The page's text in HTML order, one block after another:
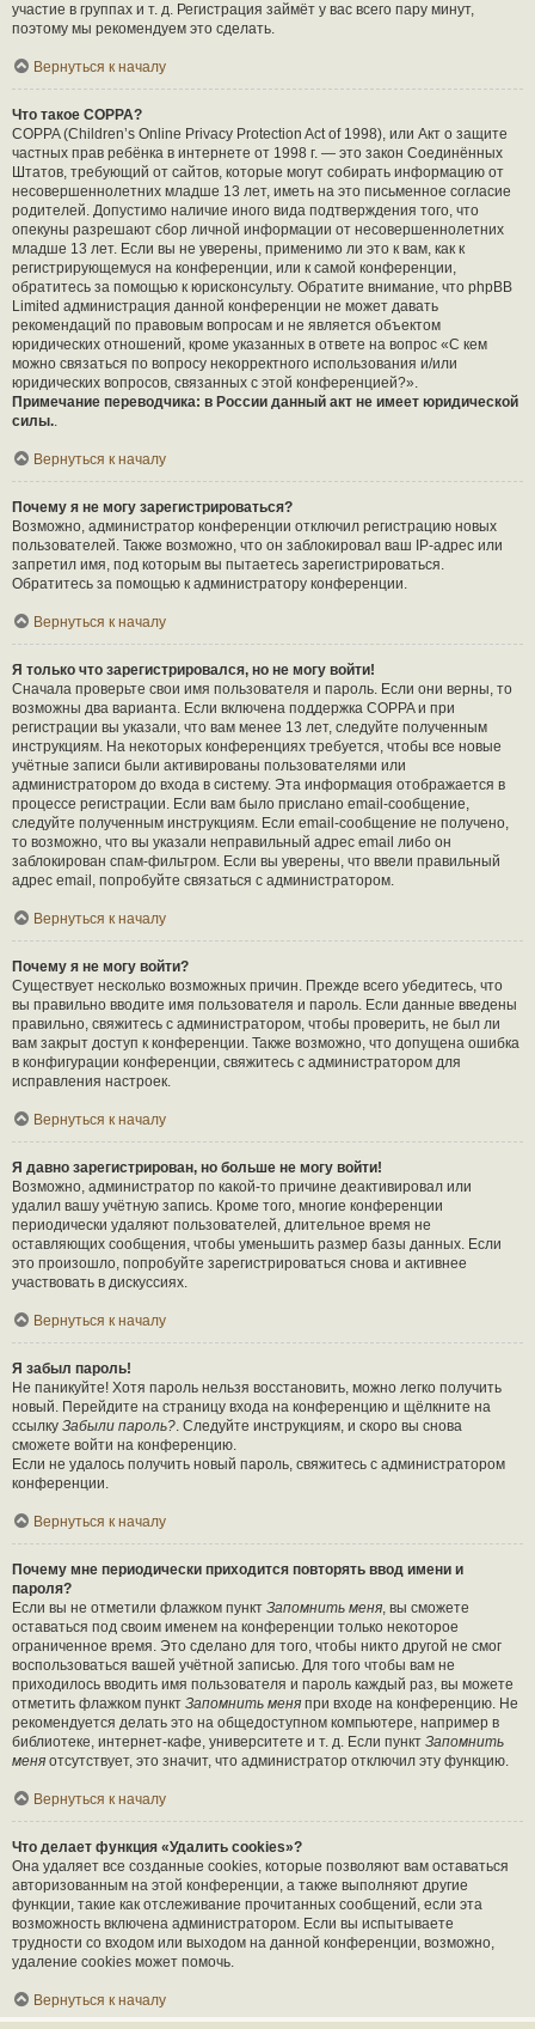
участие в группах и т. д. Регистрация займёт у вас всего пару минут,
поэтому мы рекомендуем это сделать.
Вернуться к началу
Что такое COPPA?
COPPA (Children’s Online Privacy Protection Act of 1998), или Акт о защите
частных прав ребёнка в интернете от 1998 г. — это закон Соединённых
Штатов, требующий от сайтов, которые могут собирать информацию от
несовершеннолетних младше 13 лет, иметь на это письменное согласие
родителей. Допустимо наличие иного вида подтверждения того, что
опекуны разрешают сбор личной информации от несовершеннолетних
младше 13 лет. Если вы не уверены, применимо ли это к вам, как к
регистрирующемуся на конференции, или к самой конференции,
обратитесь за помощью к юрисконсульту. Обратите внимание, что phpBB
Limited администрация данной конференции не может давать
рекомендаций по правовым вопросам и не является объектом
юридических отношений, кроме указанных в ответе на вопрос «С кем
можно связаться по вопросу некорректного использования и/или
юридических вопросов, связанных с этой конференцией?».
Примечание переводчика: в России данный акт не имеет юридической
силы..
Вернуться к началу
Почему я не могу зарегистрироваться?
Возможно, администратор конференции отключил регистрацию новых
пользователей. Также возможно, что он заблокировал ваш IP-адрес или
запретил имя, под которым вы пытаетесь зарегистрироваться.
Обратитесь за помощью к администратору конференции.
Вернуться к началу
Я только что зарегистрировался, но не могу войти!
Сначала проверьте свои имя пользователя и пароль. Если они верны, то
возможны два варианта. Если включена поддержка COPPA и при
регистрации вы указали, что вам менее 13 лет, следуйте полученным
инструкциям. На некоторых конференциях требуется, чтобы все новые
учётные записи были активированы пользователями или
администратором до входа в систему. Эта информация отображается в
процессе регистрации. Если вам было прислано email-сообщение,
следуйте полученным инструкциям. Если email-сообщение не получено,
то возможно, что вы указали неправильный адрес email либо он
заблокирован спам-фильтром. Если вы уверены, что ввели правильный
адрес email, попробуйте связаться с администратором.
Вернуться к началу
Почему я не могу войти?
Существует несколько возможных причин. Прежде всего убедитесь, что
вы правильно вводите имя пользователя и пароль. Если данные введены
правильно, свяжитесь с администратором, чтобы проверить, не был ли
вам закрыт доступ к конференции. Также возможно, что допущена ошибка
в конфигурации конференции, свяжитесь с администратором для
исправления настроек.
Вернуться к началу
Я давно зарегистрирован, но больше не могу войти!
Возможно, администратор по какой-то причине деактивировал или
удалил вашу учётную запись. Кроме того, многие конференции
периодически удаляют пользователей, длительное время не
оставляющих сообщения, чтобы уменьшить размер базы данных. Если
это произошло, попробуйте зарегистрироваться снова и активнее
участвовать в дискуссиях.
Вернуться к началу
Я забыл пароль!
Не паникуйте! Хотя пароль нельзя восстановить, можно легко получить
новый. Перейдите на страницу входа на конференцию и щёлкните на
ссылку Забыли пароль?. Следуйте инструкциям, и скоро вы снова
сможете войти на конференцию.
Если не удалось получить новый пароль, свяжитесь с администратором
конференции.
Вернуться к началу
Почему мне периодически приходится повторять ввод имени и
пароля?
Если вы не отметили флажком пункт Запомнить меня, вы сможете
оставаться под своим именем на конференции только некоторое
ограниченное время. Это сделано для того, чтобы никто другой не смог
воспользоваться вашей учётной записью. Для того чтобы вам не
приходилось вводить имя пользователя и пароль каждый раз, вы можете
отметить флажком пункт Запомнить меня при входе на конференцию. Не
рекомендуется делать это на общедоступном компьютере, например в
библиотеке, интернет-кафе, университете и т. д. Если пункт Запомнить
меня отсутствует, это значит, что администратор отключил эту функцию.
Вернуться к началу
Что делает функция «Удалить cookies»?
Она удаляет все созданные cookies, которые позволяют вам оставаться
авторизованным на этой конференции, а также выполняют другие
функции, такие как отслеживание прочитанных сообщений, если эта
возможность включена администратором. Если вы испытываете
трудности со входом или выходом на данной конференции, возможно,
удаление cookies может помочь.
Вернуться к началу